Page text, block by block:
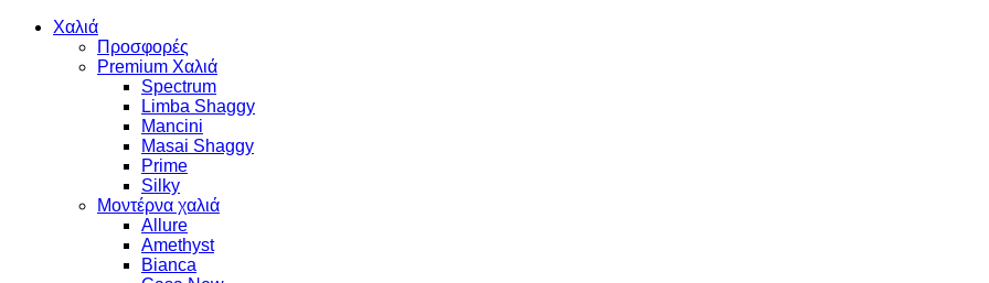
Χαλιά
Προσφορές
Premium Χαλιά
Spectrum
Limba Shaggy
Mancini
Masai Shaggy
Prime
Silky
Μοντέρνα χαλιά
Allure
Amethyst
Bianca